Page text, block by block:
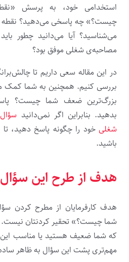
استخدامی خود، به پرسش
چیست؟» چه پاسخی می­‌دهید؟
می­‌شناسید؟ آیا می­‌دانید چطور
مصاحبه­‌ی شغلی موفق بود؟
در این مقاله سعی داریم تا
بررسی کنیم. همچنین به شما کمک
بزرگ­‌ترین ضعف شما چیست؟
بدهید. بنابراین اگر نمی‌­دانید
شغلی خود را چگونه پاسخ دهید، تا
باشید.
هدف از طرح این
هدف کارفرمایان از مطرح کردن
شما چیست؟» تحقیر کردنتان نیست.
که شما ضعیف هستید یا مناسب
مهم‌تری پشت این سؤال به ظاهر ساده